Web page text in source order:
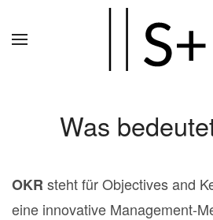
Was
OKR steht für Objectives and
eine innovative Management-